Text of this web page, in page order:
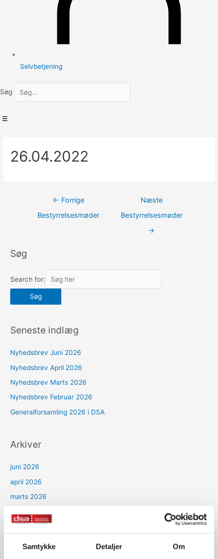
Samtykke Detaljer Om
Selvbetjening
Søg
26.04.2022
Indlægsnavigation
← Forrige
Bestyrrelsesmøder
Næste
Bestyrrelsesmøder
→
Søg
Search for:
Seneste indlæg
Nyhedsbrev Juni 2026
Nyhedsbrev April 2026
Nyhedsbrev Marts 2026
Nyhedsbrev Februar 2026
Generalforsamling 2026 i DSA
Arkiver
juni 2026
april 2026
marts 2026
januar 2026